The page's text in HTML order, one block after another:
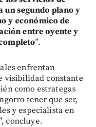
un segundo plano y
y económico de
entre oyente y
”.
enfrentan
visibilidad constante
como estrategas
tener que ser,
y especialista en
concluye.